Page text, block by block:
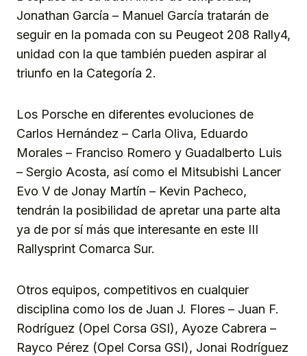
Jonathan García – Manuel García tratarán de
seguir en la pomada con su Peugeot 208 Rally4,
unidad con la que también pueden aspirar al
triunfo en la Categoría 2.
Los Porsche en diferentes evoluciones de
Carlos Hernández – Carla Oliva, Eduardo
Morales – Franciso Romero y Guadalberto Luis
– Sergio Acosta, así como el Mitsubishi Lancer
Evo V de Jonay Martín – Kevin Pacheco,
tendrán la posibilidad de apretar una parte alta
ya de por sí más que interesante en este III
Rallysprint Comarca Sur.
Otros equipos, competitivos en cualquier
disciplina como los de Juan J. Flores – Juan F.
Rodríguez (Opel Corsa GSI), Ayoze Cabrera –
Rayco Pérez (Opel Corsa GSI), Jonai Rodríguez